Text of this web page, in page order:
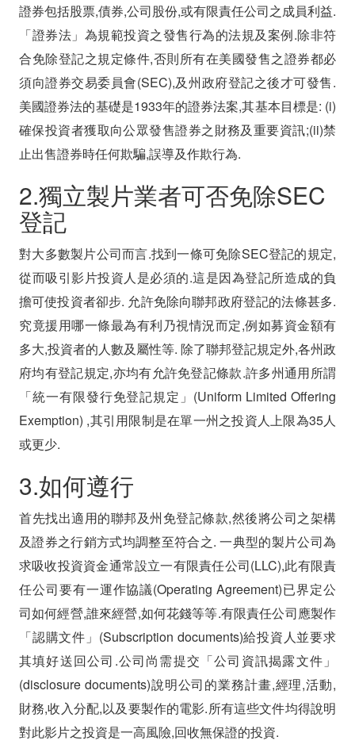
證券包括股票,債券,公司股份,或有限責任公司之成員利益.
「證券法」為規範投資之發售行為的法規及案例.除非符
合免除登記之規定條件,否則所有在美國發售之證券都必
須向證券交易委員會(SEC),及州政府登記之後才可發售.
美國證券法的基礎是1933年的證券法案,其基本目標是: (i)
確保投資者獲取向公眾發售證券之財務及重要資訊;(ii)禁
止出售證券時任何欺騙,誤導及作欺行為.
2.獨立製片業者可否免除SEC
登記
對大多數製片公司而言.找到一條可免除SEC登記的規定,
從而吸引影片投資人是必須的.這是因為登記所造成的負
擔可使投資者卻步. 允許免除向聯邦政府登記的法條甚多.
究竟援用哪一條最為有利乃視情況而定,例如募資金額有
多大,投資者的人數及屬性等. 除了聯邦登記規定外,各州政
府均有登記規定,亦均有允許免登記條款.許多州通用所謂
「統一有限發行免登記規定」(Uniform Limited Offering
Exemption) ,其引用限制是在單一州之投資人上限為35人
或更少.
3.如何遵行
首先找出適用的聯邦及州免登記條款,然後將公司之架構
及證券之行銷方式均調整至符合之. 一典型的製片公司為
求吸收投資資金通常設立一有限責任公司(LLC),此有限責
任公司要有一運作協議(Operating Agreement)已界定公
司如何經營,誰來經營,如何花錢等等.有限責任公司應製作
「認購文件」(Subscription documents)給投資人並要求
其填好送回公司.公司尚需提交「公司資訊揭露文件」
(disclosure documents)說明公司的業務計畫,經理,活動,
財務,收入分配,以及要製作的電影.所有這些文件均得說明
對此影片之投資是一高風險,回收無保證的投資.